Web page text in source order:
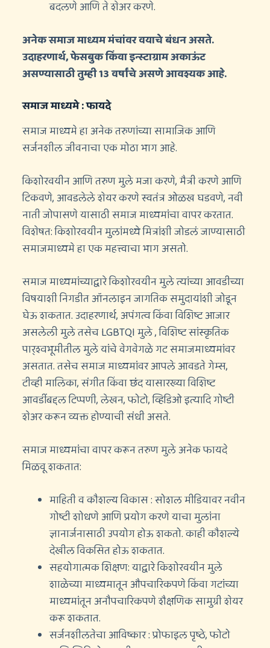
बदलणे आणि ते शेअर करणे.
अनेक समाज माध्यम मंचांवर वयाचे बंधन असते.
उदाहरणार्थ, फेसबुक किंवा इन्स्टाग्राम अकाऊंट
असण्यासाठी तुम्ही 13 वर्षांचे असणे आवश्यक आहे.
समाज माध्यमे : फायदे
समाज माध्यमे हा अनेक तरुणांच्या सामाजिक आणि
सर्जनशील जीवनाचा एक मोठा भाग आहे.
किशोरवयीन आणि तरुण मुले मजा करणे, मैत्री करणे आणि
टिकवणे, आवडलेले शेयर करणे स्वतंत्र ओळख घडवणे, नवी
नाती जोपासणे यासाठी समाज माध्यमांचा वापर करतात.
विशेषत: किशोरवयीन मुलांमध्ये मित्रांशी जोडलं जाण्यासाठी
समाजमाध्यमे हा एक महत्त्वाचा भाग असतो.
समाज माध्यमांच्याद्वारे किशोरवयीन मुले त्यांच्या आवडीच्या
विषयाशी निगडीत ऑनलाइन जागतिक समुदायांशी जोडून
घेऊ शकतात. उदाहरणार्थ, अपंगत्व किंवा विशिष्ट आजार
असलेली मुले तसेच LGBTQI मुले , विशिष्ट सांस्कृतिक
पार्श्वभूमीतील मुले यांचे वेगवेगळे गट समाजमाध्यमांवर
असतात. तसेच समाज माध्यमांवर आपले आवडते गेम्स,
टीव्ही मालिका, संगीत किंवा छंद यासारख्या विशिष्ट
आवडींबद्दल टिप्पणी, लेखन, फोटो, व्हिडिओ इत्यादि गोष्टी
शेअर करून व्यक्त होण्याची संधी असते.
समाज माध्यमांचा वापर करून तरुण मुले अनेक फायदे
मिळवू शकतात:
माहिती व कौशल्य विकास : सोशल मीडियावर नवीन
गोष्टी शोधणे आणि प्रयोग करणे याचा मुलांना
ज्ञानार्जनासाठी उपयोग होऊ शकतो. काही कौशल्ये
देखील विकसित होऊ शकतात.
सहयोगात्मक शिक्षण: याद्वारे किशोरवयीन मुले
शाळेच्या माध्यमातून औपचारिकपणे किंवा गटांच्या
माध्यमांतून अनौपचारिकपणे शैक्षणिक सामुग्री शेयर
करू शकतात.
सर्जनशीलतेचा आविष्कार : प्रोफाइल पृष्ठे, फोटो